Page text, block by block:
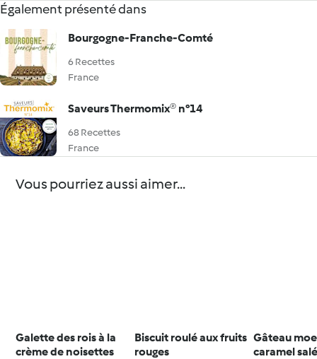
Également présenté dans
Bourgogne-Franche-Comté
6 Recettes
France
Saveurs Thermomix® n°14
68 Recettes
France
Vous pourriez aussi aimer...
Galette des rois à la
crème de noisettes
Biscuit roulé aux fruits
rouges
Gâteau
caramel